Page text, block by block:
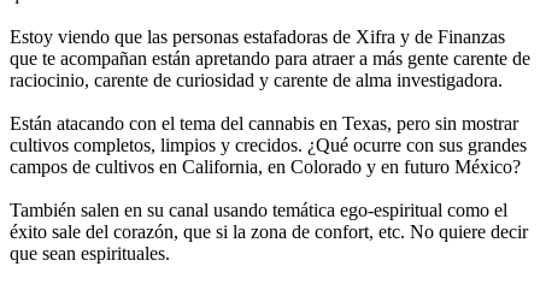
Estoy viendo que las personas estafadoras de Xifra y de Finanzas
que te acompañan están apretando para atraer a más gente carente de
raciocinio, carente de curiosidad y carente de alma investigadora.
Están atacando con el tema del cannabis en Texas, pero sin mostrar
cultivos completos, limpios y crecidos. ¿Qué ocurre con sus grandes
campos de cultivos en California, en Colorado y en futuro México?
También salen en su canal usando temática ego-espiritual como el
éxito sale del corazón, que si la zona de confort, etc. No quiere decir
que sean espirituales.